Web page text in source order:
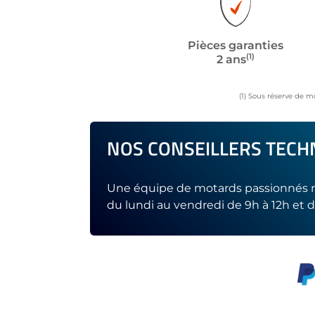
Pièces garanties
2 ans(1)
(1) Sous réserve de
NOS CONSEILLERS
Une équipe de motards passionnés
du lundi au vendredi de 9h à 12h et